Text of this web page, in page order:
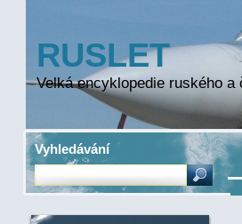
RUSLET
Velká encyklopedie ruského
Vyhledávání